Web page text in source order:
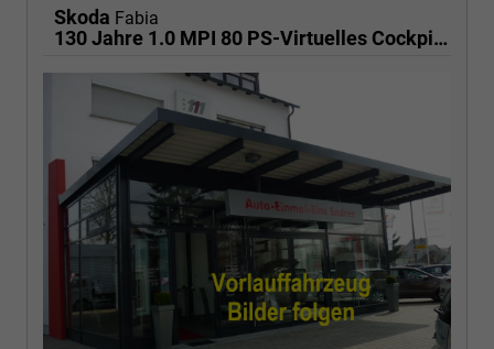
Skoda Fabia
130 Jahre 1.0 MPI 80 PS-Virtuelles Cockpit-AppleCarplay-Android-Auto-LED-Klima-Tempomat-Rückfahrkamera-DAB-SHZ-15" Alu-sofort